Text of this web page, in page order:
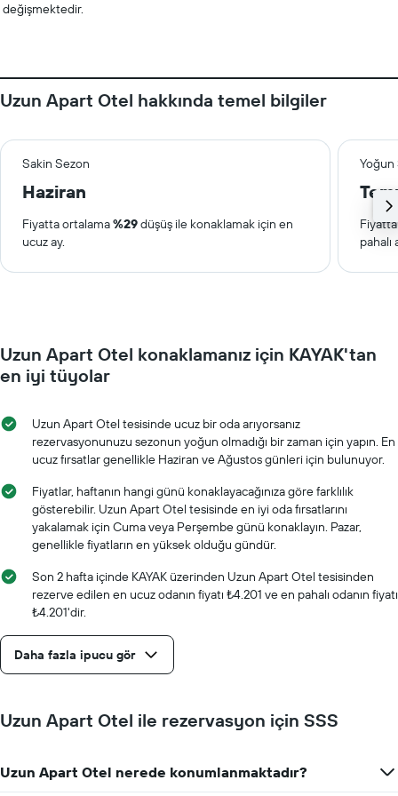
değişmektedir.
Uzun Apart Otel hakkında temel bilgiler
Sakin Sezon Yoğun
Haziran
Fiyatta ortalama%29düşüş ile konaklamak için en
ucuz ay.
pahalı
Uzun Apart Otel konaklamanız için KAYAK'tan
en iyi tüyolar
Uzun Apart Otel tesisinde ucuz bir oda arıyorsanız
rezervasyonunuzu sezonun yoğun olmadığı bir zaman için yapın. En
ucuz fırsatlar genellikle Haziran ve Ağustos günleri için bulunuyor.
Fiyatlar, haftanın hangi günü konaklayacağınıza göre farklılık
gösterebilir. Uzun Apart Otel tesisinde en iyi oda fırsatlarını
yakalamak için Cuma veya Perşembe günü konaklayın. Pazar,
genellikle fiyatların en yüksek olduğu gündür.
Son 2 hafta içinde KAYAK üzerinden Uzun Apart Otel tesisinden
rezerve edilen en ucuz odanın fiyatı ₺4.201 ve en pahalı odanın fiyatı
₺4.201'dir.
Daha fazla ipucu gör
Uzun Apart Otel ile rezervasyon için SSS
Uzun Apart Otel nerede konumlanmaktadır?